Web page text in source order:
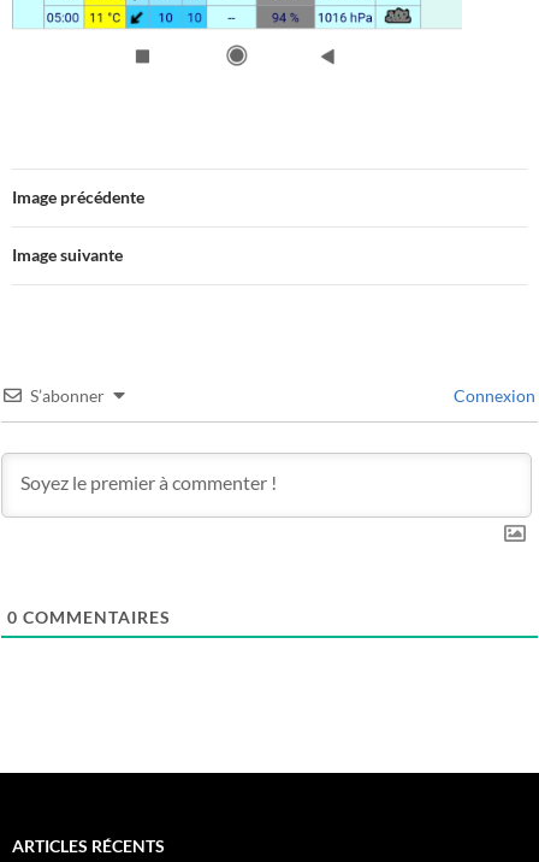
Image précédente
Image suivante
S’abonner Connexion
0 COMMENTAIRES
ARTICLES RÉCENTS